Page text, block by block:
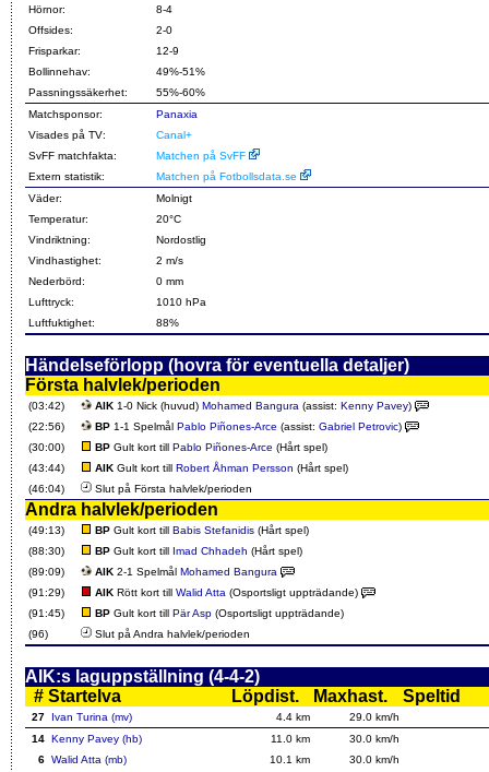
Hörnor:
8-4
Offsides:
2-0
Frisparkar:
12-9
Bollinnehav:
49%-51%
Passningssäkerhet:
55%-60%
Matchsponsor:
Panaxia
Visades på TV:
Canal+
SvFF matchfakta:
Matchen på SvFF
Extern statistik:
Matchen på Fotbollsdata.se
Väder:
Molnigt
Temperatur:
20°C
Vindriktning:
Nordostlig
Vindhastighet:
2 m/s
Nederbörd:
0 mm
Lufttryck:
1010 hPa
Luftfuktighet:
88%
Händelseförlopp (hovra för eventuella detaljer)
Första halvlek/perioden
(03:42) AIK 1-0 Nick (huvud) Mohamed Bangura (assist: Kenny Pavey)
(22:56)
BP 1-1 Spelmål Pablo Piñones-Arce (assist: Gabriel Petrovic)
(30:00)
BP Gult kort till Pablo Piñones-Arce (Hårt spel)
(43:44)
AIK Gult kort till Robert Åhman Persson (Hårt spel)
(46:04)
Slut på Första halvlek/perioden
Andra halvlek/perioden
(49:13) BP Gult kort till Babis Stefanidis (Hårt spel)
(88:30)
BP Gult kort till Imad Chhadeh (Hårt spel)
(89:09)
AIK 2-1 Spelmål Mohamed Bangura
(91:29)
AIK Rött kort till Walid Atta (Osportsligt uppträdande)
(91:45)
BP Gult kort till Pär Asp (Osportsligt uppträdande)
(96)
Slut på Andra halvlek/perioden
AIK:s laguppställning (4-4-2)
# Startelva Löpdist. Maxhast. Speltid
27 Ivan Turina (mv) 4.4 km
29.0 km/h
14 Kenny Pavey (hb) 11.0 km
30.0 km/h
6 Walid Atta (mb) 10.1 km
30.0 km/h